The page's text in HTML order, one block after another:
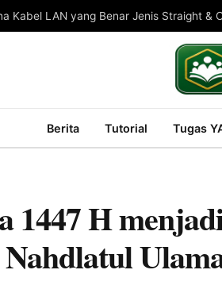
Kabel LAN yang Benar Jenis Straight &
Berita Tutorial Tugas
1447 H